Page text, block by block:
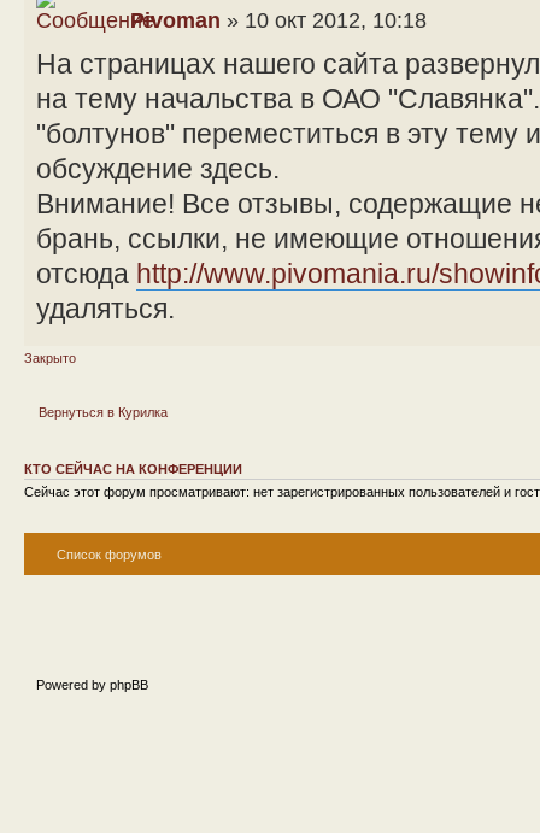
Pivoman » 10 окт 2012, 10:18
На страницах нашего сайта
на тему начальства в ОАО
"болтунов" переместиться в эту тему
обсуждение здесь.
Внимание! Все отзывы, содержащие
брань, ссылки, не имеющие
отсюда http://www.pivomania.ru/
удаляться.
Закрыто
Вернуться в Курилка
КТО СЕЙЧАС НА КОНФЕРЕНЦИИ
Сейчас этот форум просматривают: нет зарегистрированных пользователей и
Список форумов
Powered by phpBB